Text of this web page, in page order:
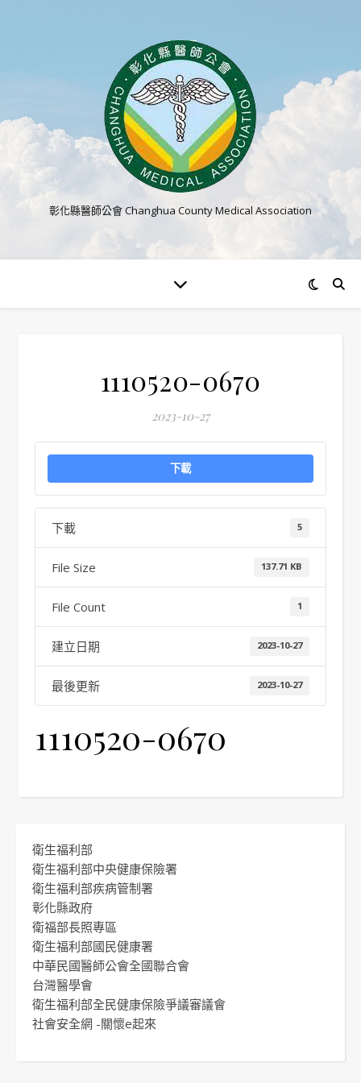
彰化縣醫師公會 Changhua County Medical Association
1110520-0670
2023-10-27
下載
下載 5
File Size 137.71 KB
File Count 1
建立日期 2023-10-27
最後更新 2023-10-27
1110520-0670
衛生福利部
衛生福利部中央健康保險署
衛生福利部疾病管制署
彰化縣政府
衛福部長照專區
衛生福利部國民健康署
中華民國醫師公會全國聯合會
台灣醫學會
衛生福利部全民健康保險爭議審議會
社會安全網 -關懷e起來